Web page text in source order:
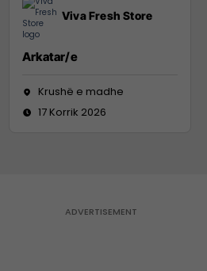
Viva Fresh Store
Arkatar/e
Krushë e madhe
17 Korrik 2026